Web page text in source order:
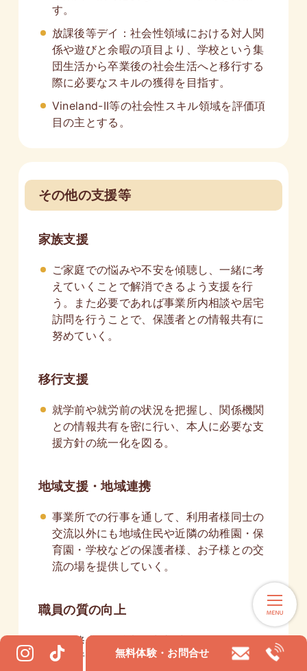
す。
放課後等デイ：社会性領域における対人関
係や遊びと余暇の項目より、学校という集
団生活から卒業後の社会生活へと移行する
際に必要なスキルの獲得を目指す。
Vineland-II等の社会性スキル領域を評価項
目の主とする。
その他の支援等
家族支援
ご家庭での悩みや不安を傾聴し、一緒に考
えていくことで解消できるよう支援を行
う。また必要であれば事業所内相談や居宅
訪問を行うことで、保護者との情報共有に
努めていく。
移行支援
就学前や就労前の状況を把握し、関係機関
との情報共有を密に行い、本人に必要な支
援方針の統一化を図る。
地域支援・地域連携
事業所での行事を通して、利用者様同士の
交流以外にも地域住民や近隣の幼稚園・保
育園・学校などの保護者様、お子様との交
流の場を提供していく。
職員の質の向上
各研修会への参加や朝礼時に10分間の勉強
会を行い、障害特性や支援方針の知識を深
無料体験・お問合せ